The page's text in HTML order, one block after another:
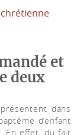
et
deux
dans
d’enfant
En effet, du fait